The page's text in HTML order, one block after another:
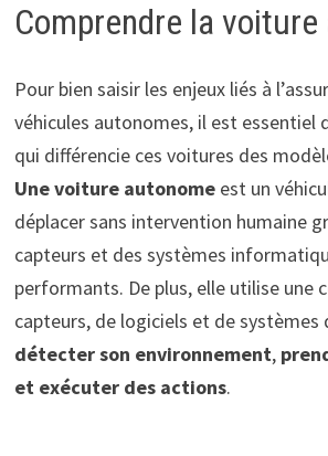
Comprendre la
Pour bien saisir les enjeux liés à
véhicules autonomes, il est essentiel
qui différencie ces voitures des
Unevoiture autonomeest un
déplacer sans intervention humaine
capteurs et des systèmes
performants. De plus, elle utilise une
capteurs, de logiciels et de systèmes
détecter son environnement,
et exécuter des actions.